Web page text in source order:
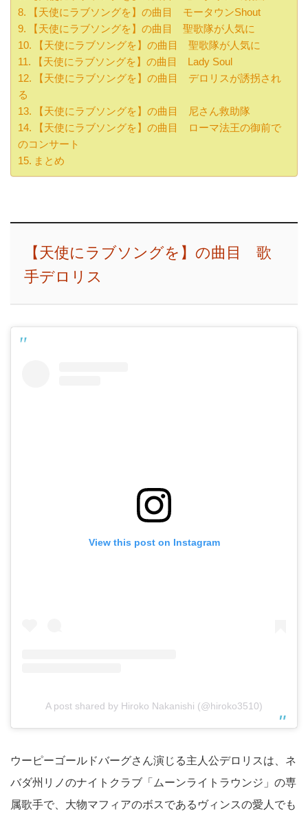
【天使にラブソングを】の曲目 モータウンShout
【天使にラブソングを】の曲目 聖歌隊が人気に
【天使にラブソングを】の曲目 聖歌隊が人気に
【天使にラブソングを】の曲目 Lady Soul
【天使にラブソングを】の曲目 デロリスが誘拐され
る
【天使にラブソングを】の曲目 尼さん救助隊
【天使にラブソングを】の曲目 ローマ法王の御前で
のコンサート
まとめ
【天使にラブソングを】の曲目 歌
手デロリス
View this post on Instagram
A post shared by Hiroko Nakanishi (@hiroko3510)
ウーピーゴールドバーグさん演じる主人公デロリスは、ネ
バダ州リノのナイトクラブ「ムーンライトラウンジ」の専
属歌手で、大物マフィアのボスであるヴィンスの愛人でも